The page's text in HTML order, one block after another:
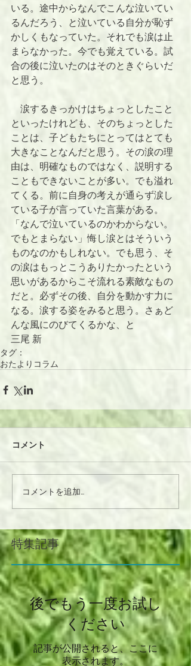
いる。途中からなんでこんな泣いてい
るんだろう、と泣いている自分が恥ず
かしくもなっていた。それでも涙は止
まらなかった。今でも覚えている。試
合の後に泣いたのはそのときぐらいだ
と思う。
涙するきっかけはちょっとしたこと
といったけれども、そのちょっとした
ことは、子どもたちにとってはとても
大きなことなんだと思う。その涙の理
由は、明確なものではなく、説明する
こともできないことが多い。でも溢れ
てくる。前に自身の考えが通らず涙し
ている子が言っていた言葉がある。
「なんで泣いているのかわからない。
でもとまらない」悔し涙とはそういう
ものなのかもしれない。でも思う、そ
の涙はもっとこうありたかったという
思いがあるからこそ流れる素敵なもの
だと。必ずその後、自分を動かす力に
なる。涙する姿をみると思う。さぁど
んな風にのびてくるかな、と
三尾 新
タグ：
おたよりコラム
コメント
コメントを追加…
特集記事
後でもう一度お試し
ください
記事が公開されると、ここに
表示されます。